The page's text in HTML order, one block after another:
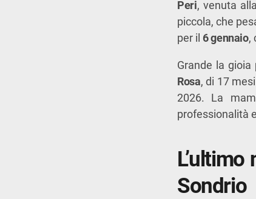
Peri, venuta
piccola, che
per il 6 gennaio,
Grande la
Rosa, di 17
2026. La
professionalità
Sondrio